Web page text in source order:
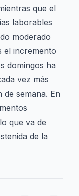
que el
laborables
moderado
el incremento
domingos ha
vez más
semana. En
que va de
de la